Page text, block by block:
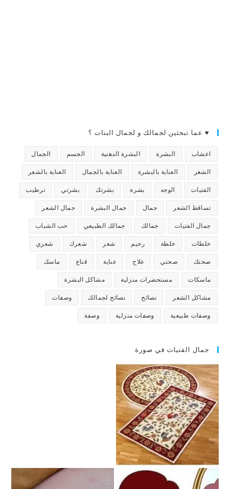
♥ عما تبحثين لجمالك و لجمال البنات ؟
اعشاب البشرة البشرة الدهنية الجسم الجمال
الشعر العناية بالبشرة العناية بالجمال العناية بالشعر
الفتيات الوجه بشرة بشرتك بشرتي ترطيب
تساقط الشعر جمال جمال البشرة جمال الشعر
جمال الفتيات جمالك جمالك الطبيعي حب الشباب
خلطات خلطة رجيم شعر شعرك شعري
صحتك صحتي علاج عناية قناع ماسك
ماسكات مستحضرات منزلية مشاكل البشرة
مشاكل الشعر نصائح نصائح لجمالك وصفات
وصفات طبيعية وصفات منزلية وصفة
جمال الفتيات في صورة